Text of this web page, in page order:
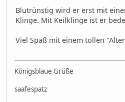
Blutrünstig wird er erst mit
Klinge. Mit Keilklinge ist er
Viel Spaß mit einem tollen
Königsblaue Grüße
saafespatz